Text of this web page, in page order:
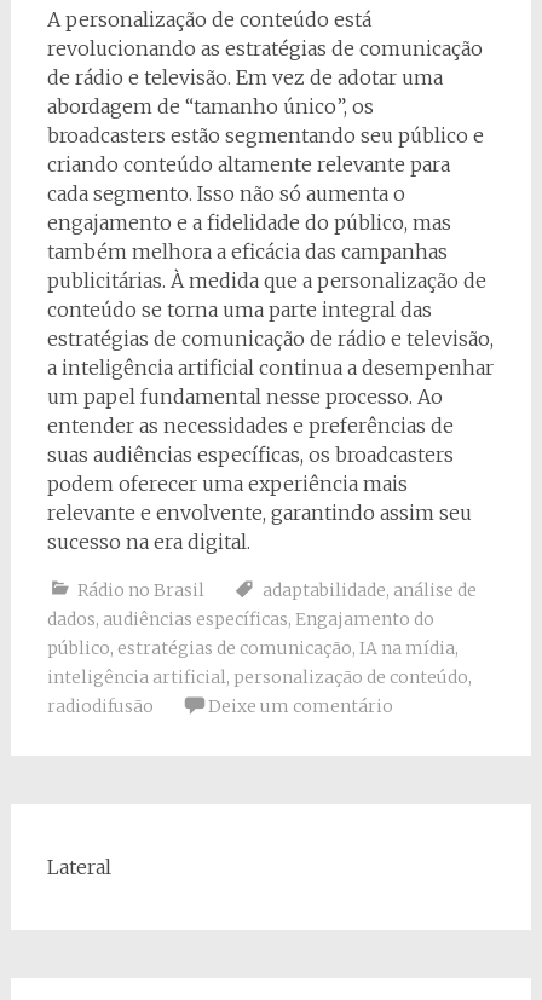
A personalização de conteúdo está
revolucionando as estratégias de comunicação
de rádio e televisão. Em vez de adotar uma
abordagem de “tamanho único”, os
broadcasters estão segmentando seu público e
criando conteúdo altamente relevante para
cada segmento. Isso não só aumenta o
engajamento e a fidelidade do público, mas
também melhora a eficácia das campanhas
publicitárias. À medida que a personalização de
conteúdo se torna uma parte integral das
estratégias de comunicação de rádio e televisão,
a inteligência artificial continua a desempenhar
um papel fundamental nesse processo. Ao
entender as necessidades e preferências de
suas audiências específicas, os broadcasters
podem oferecer uma experiência mais
relevante e envolvente, garantindo assim seu
sucesso na era digital.
Rádio no Brasil adaptabilidade, análise de
dados, audiências específicas, Engajamento do
público, estratégias de comunicação, IA na mídia,
inteligência artificial, personalização de conteúdo,
radiodifusão
Deixe um comentário
Lateral